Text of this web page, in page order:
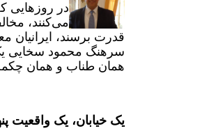
در روزهایی
می‌کنند،
قدرت برسند، ایرانیان
سرهنگ محمود سخایی
همان طناب و همان
یک خیابان، یک واقعیت